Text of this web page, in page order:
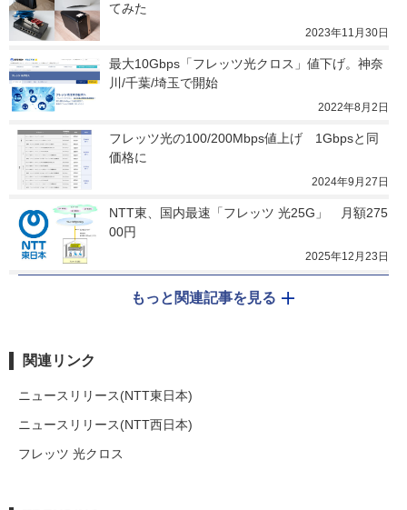
てみた
2023年11月30日
最大10Gbps「フレッツ光クロス」値下げ。神奈
川/千葉/埼玉で開始
2022年8月2日
フレッツ光の100/200Mbps値上げ　1Gbpsと同
価格に
2024年9月27日
NTT東、国内最速「フレッツ 光25G」　月額275
00円
2025年12月23日
もっと関連記事を見る
関連リンク
ニュースリリース(NTT東日本)
ニュースリリース(NTT西日本)
フレッツ 光クロス